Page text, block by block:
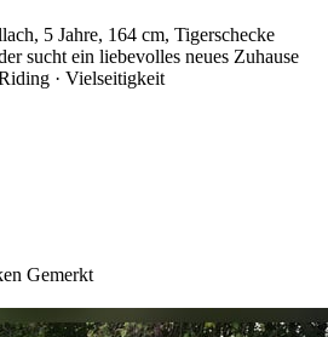
5 Jahre, 164 cm, Tigerschecke
sucht ein liebevolles neues Zuhause
· Vielseitigkeit
Gemerkt